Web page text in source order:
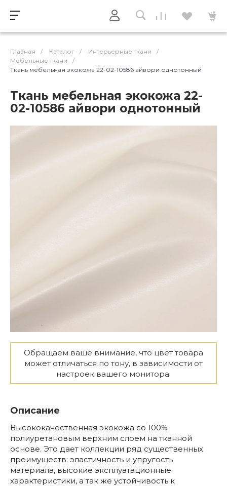
Главная / Каталог / Интерьерные ткани
/
Мебельные ткани
/
Ткань мебельная экокожа 22-02-10586 айвори однотонный
Ткань мебельная экокожа 22-
02-10586 айвори однотонный
Обращаем ваше внимание, что цвет товара
может отличаться по тону, в зависимости от
настроек вашего монитора.
Описание
Высококачественная экокожа со 100%
полиуретановым верхним слоем на тканной
основе. Это дает коллекции ряд существенных
преимуществ: эластичность и упругость
материала, высокие эксплуатационные
характеристики, а так же устойчивость к